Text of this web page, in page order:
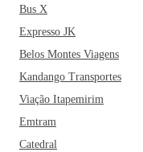
Bus X
Expresso JK
Belos Montes Viagens
Kandango Transportes
Viação Itapemirim
Emtram
Catedral